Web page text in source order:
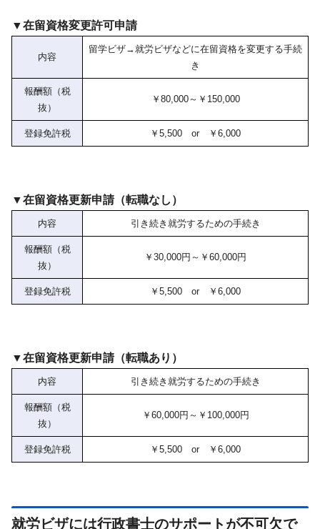
▼在留資格変更許可申請
内容
留学ビザ→就労ビザなどに在留資格を変更する手続
き
報酬額（税
抜）
￥80,000～￥150,000
登録免許税 ￥5,500 or ￥6,000
▼在留資格更新申請（転職なし）
内容 引き続き就労するための手続き
報酬額（税
抜）
￥30,000円～￥60,000円
登録免許税 ￥5,500 or ￥6,000
▼在留資格更新申請（転職あり）
内容 引き続き就労するための手続き
報酬額（税
抜）
￥60,000円～￥100,000円
登録免許税 ￥5,500 or ￥6,000
就労ビザには行政書士のサポートが不可欠で